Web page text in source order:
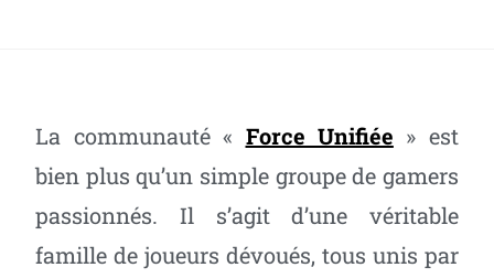
La communauté « Force Unifiée » est
bien plus qu’un simple groupe de gamers
passionnés. Il s’agit d’une véritable
famille de joueurs dévoués, tous unis par